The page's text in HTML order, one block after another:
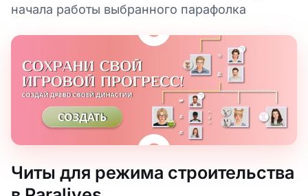
начала работы выбранного парафолка
Читы для режима строительства